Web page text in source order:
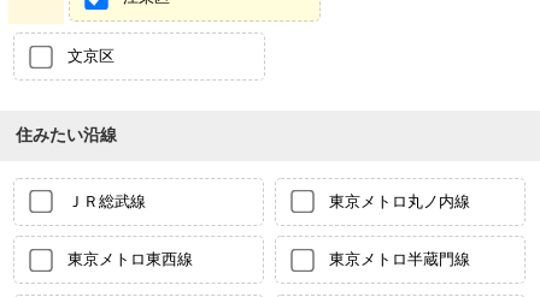
文京区
住みたい沿線
ＪＲ総武線 東京メトロ丸ノ内線
東京メトロ東西線 東京メトロ半蔵門線